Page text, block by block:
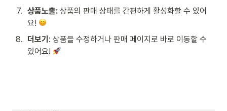
7. 상품노출: 상품의 판매 상태를 간편하게 활성화할 수 있어
요!
8. 더보기 : 상품을 수정하거나 판매 페이지로 바로 이동할 수
있어요!